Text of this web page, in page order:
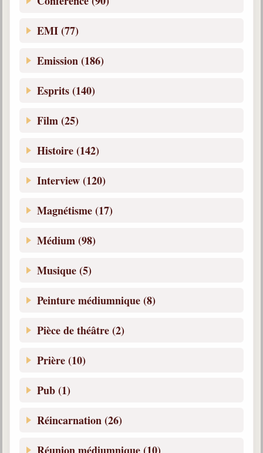
Médias spirites
EMI (77)
Emission (186)
Esprits (140)
Film (25)
Histoire (142)
Interview (120)
Magnétisme (17)
Médium (98)
Musique (5)
Peinture médiumnique (8)
Pièce de théâtre (2)
Prière (10)
Pub (1)
Réincarnation (26)